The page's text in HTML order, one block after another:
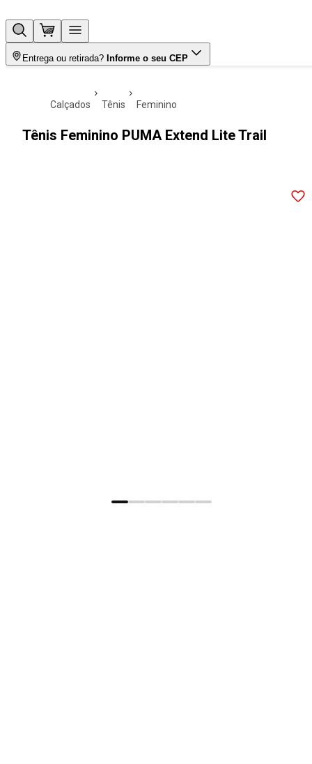
Entrega ou retirada? Informe o seu CEP
calçados tênis feminino
Tênis Feminino PUMA Extend Lite Trail